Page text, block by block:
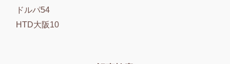
ドルパ54
HTD大阪10